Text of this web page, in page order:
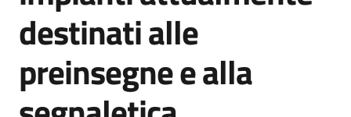
destinati alle
preinsegne e alla